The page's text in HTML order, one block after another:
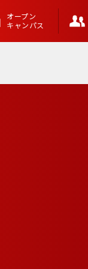
オープン
キャンパス